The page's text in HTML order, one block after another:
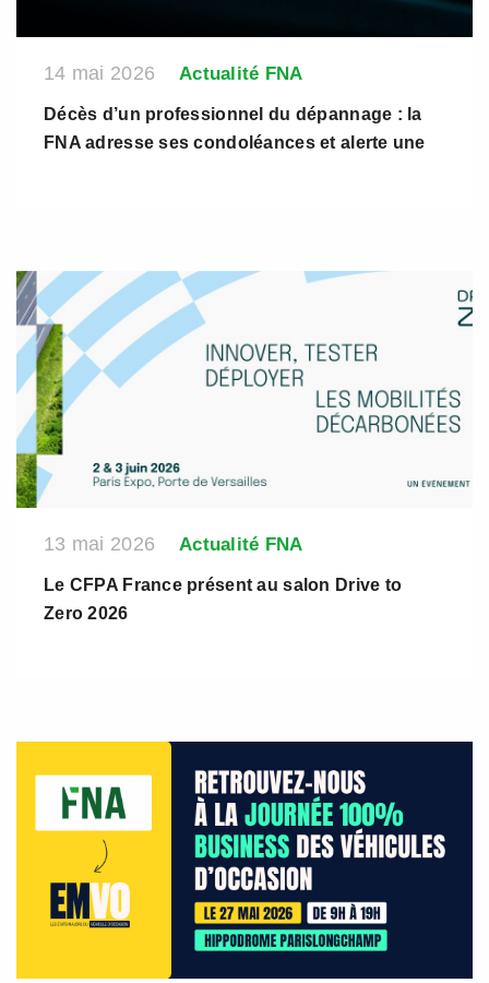
14 mai 2026 Actualité FNA
Décès d’un professionnel du dépannage : la
FNA adresse ses condoléances et alerte une
13 mai 2026 Actualité FNA
Le CFPA France présent au salon Drive to
Zero 2026